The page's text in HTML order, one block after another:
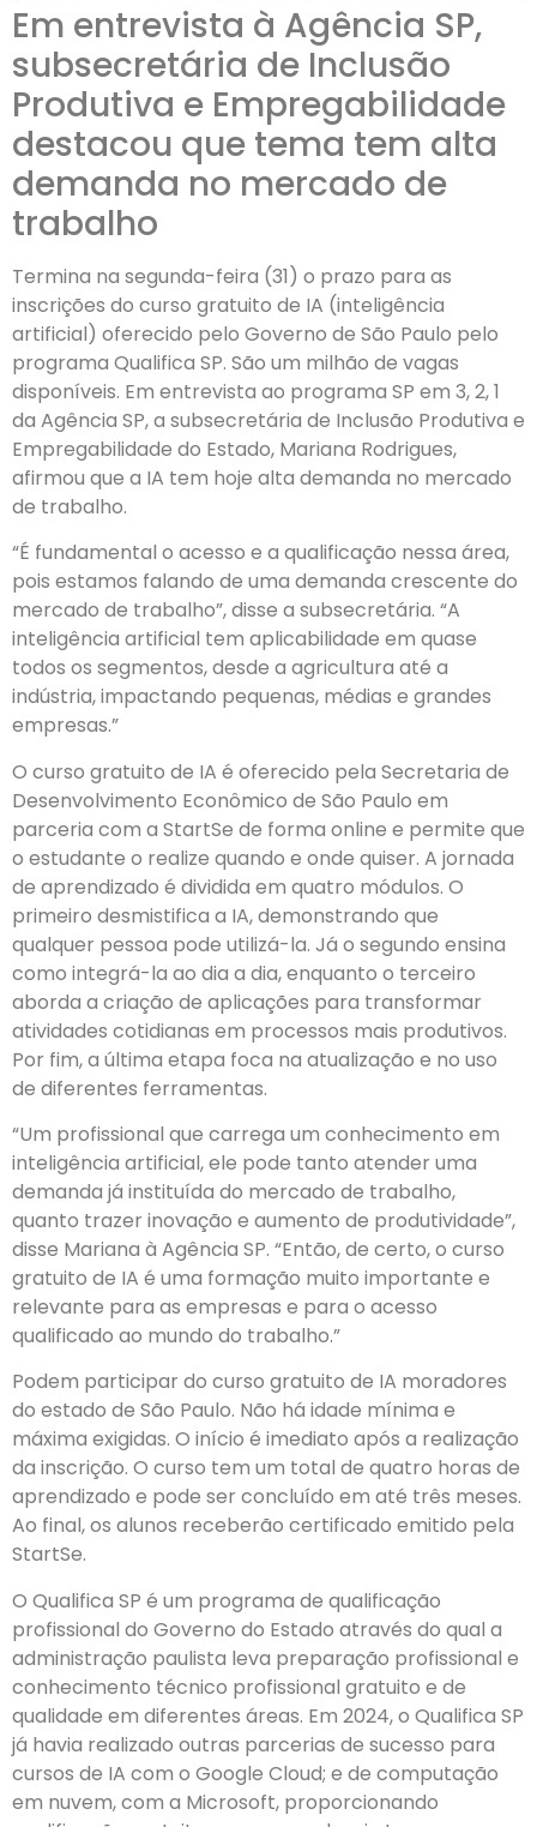
Em entrevista à Agência SP,
subsecretária de Inclusão
Produtiva e Empregabilidade
destacou que tema tem alta
demanda no mercado de
trabalho
Termina na segunda-feira (31) o prazo para as
inscrições do curso gratuito de IA (inteligência
artificial) oferecido pelo Governo de São Paulo pelo
programa Qualifica SP. São um milhão de vagas
disponíveis. Em entrevista ao programa SP em 3, 2, 1
da Agência SP, a subsecretária de Inclusão Produtiva e
Empregabilidade do Estado, Mariana Rodrigues,
afirmou que a IA tem hoje alta demanda no mercado
de trabalho.
“É fundamental o acesso e a qualificação nessa área,
pois estamos falando de uma demanda crescente do
mercado de trabalho”, disse a subsecretária. “A
inteligência artificial tem aplicabilidade em quase
todos os segmentos, desde a agricultura até a
indústria, impactando pequenas, médias e grandes
empresas.”
O curso gratuito de IA é oferecido pela Secretaria de
Desenvolvimento Econômico de São Paulo em
parceria com a StartSe de forma online e permite que
o estudante o realize quando e onde quiser. A jornada
de aprendizado é dividida em quatro módulos. O
primeiro desmistifica a IA, demonstrando que
qualquer pessoa pode utilizá-la. Já o segundo ensina
como integrá-la ao dia a dia, enquanto o terceiro
aborda a criação de aplicações para transformar
atividades cotidianas em processos mais produtivos.
Por fim, a última etapa foca na atualização e no uso
de diferentes ferramentas.
“Um profissional que carrega um conhecimento em
inteligência artificial, ele pode tanto atender uma
demanda já instituída do mercado de trabalho,
quanto trazer inovação e aumento de produtividade”,
disse Mariana à Agência SP. “Então, de certo, o curso
gratuito de IA é uma formação muito importante e
relevante para as empresas e para o acesso
qualificado ao mundo do trabalho.”
Podem participar do curso gratuito de IA moradores
do estado de São Paulo. Não há idade mínima e
máxima exigidas. O início é imediato após a realização
da inscrição. O curso tem um total de quatro horas de
aprendizado e pode ser concluído em até três meses.
Ao final, os alunos receberão certificado emitido pela
StartSe.
O Qualifica SP é um programa de qualificação
profissional do Governo do Estado através do qual a
administração paulista leva preparação profissional e
conhecimento técnico profissional gratuito e de
qualidade em diferentes áreas. Em 2024, o Qualifica SP
já havia realizado outras parcerias de sucesso para
cursos de IA com o Google Cloud; e de computação
em nuvem, com a Microsoft, proporcionando